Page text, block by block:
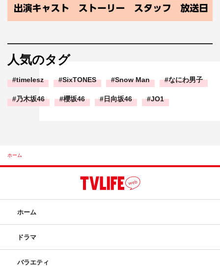
人気のタグ
timelesz SixTONES Snow Man なにわ男子
乃木坂46 櫻坂46 日向坂46 JO1
ホーム
ホーム
ドラマ
バラエティ